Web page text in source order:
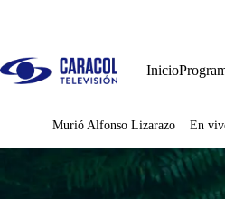
Inicio
Juegos
Murió Alfonso Lizarazo En